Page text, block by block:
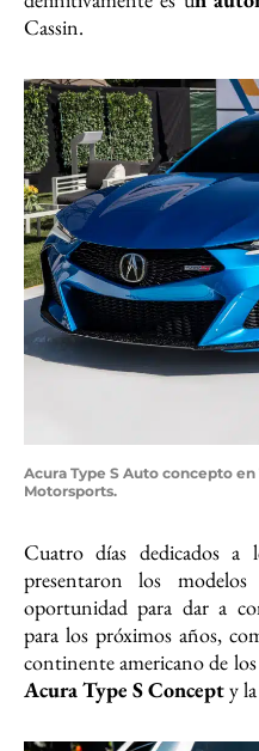
Cassin.
Acura Type S Auto concepto
Motorsports.
Cuatro días dedicados
presentaron los
oportunidad para dar a
para los próximos años,
continente americano de
Acura Type S Concepty